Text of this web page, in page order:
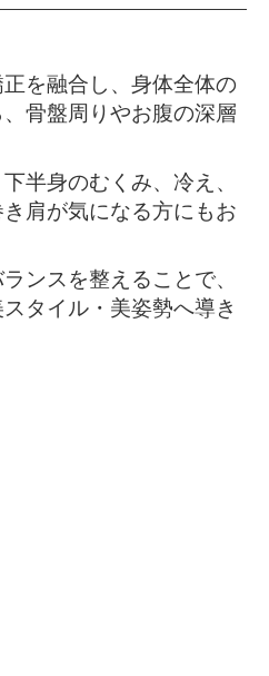
を融合し、身体全体の
骨盤周りやお腹の深層
半身のむくみ、冷え、
肩が気になる方にもお
ンスを整えることで、
タイル・美姿勢へ導き